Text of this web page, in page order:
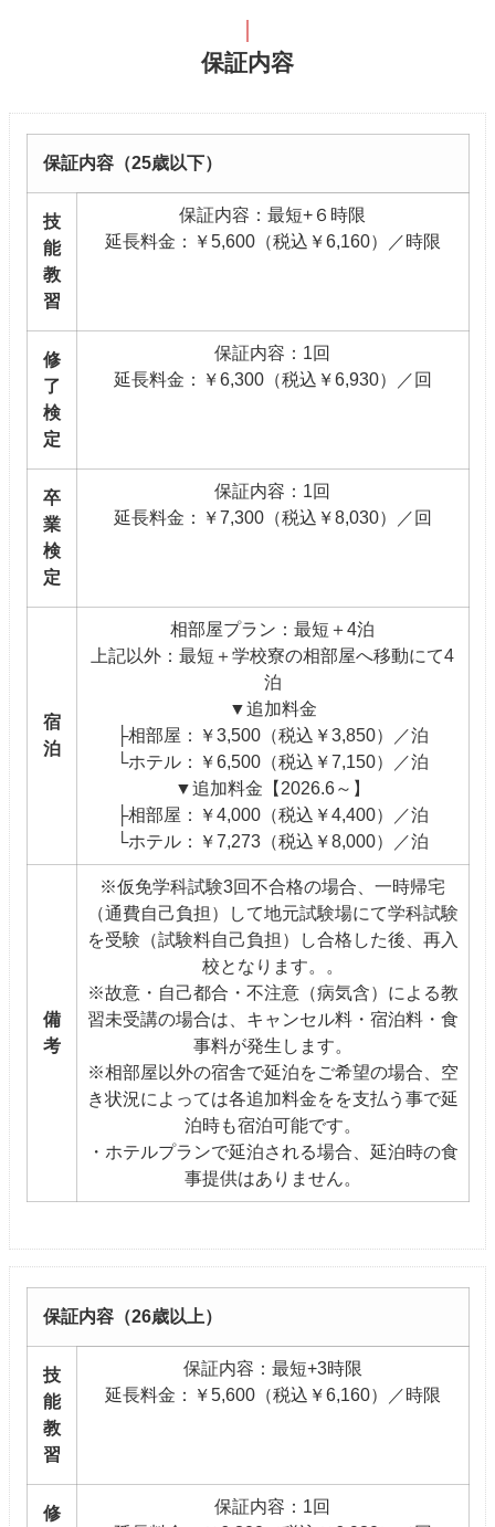
保証内容
保証内容（25歳以下）
技
能
教
習
保証内容：最短+６時限
延長料金：￥5,600（税込￥6,160）／時限
修
了
検
定
保証内容：1回
延長料金：￥6,300（税込￥6,930）／回
卒
業
検
定
保証内容：1回
延長料金：￥7,300（税込￥8,030）／回
宿
泊
相部屋プラン：最短＋4泊
上記以外：最短＋学校寮の相部屋へ移動にて4
泊
▼追加料金
├相部屋：￥3,500（税込￥3,850）／泊
└ホテル：￥6,500（税込￥7,150）／泊
▼追加料金【2026.6～】
├相部屋：￥4,000（税込￥4,400）／泊
└ホテル：￥7,273（税込￥8,000）／泊
備
考
※仮免学科試験3回不合格の場合、一時帰宅
（通費自己負担）して地元試験場にて学科試験
を受験（試験料自己負担）し合格した後、再入
校となります。。
※故意・自己都合・不注意（病気含）による教
習未受講の場合は、キャンセル料・宿泊料・食
事料が発生します。
※相部屋以外の宿舎で延泊をご希望の場合、空
き状況によっては各追加料金をを支払う事で延
泊時も宿泊可能です。
・ホテルプランで延泊される場合、延泊時の食
事提供はありません。
保証内容（26歳以上）
技
能
教
習
保証内容：最短+3時限
延長料金：￥5,600（税込￥6,160）／時限
修
保証内容：1回